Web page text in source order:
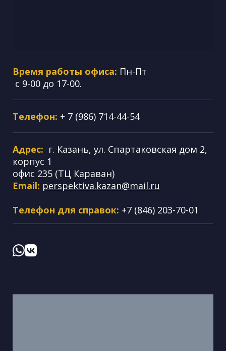
Время работы офиса: Пн-Пт
с 9-00 до 17-00.
Телефон: + 7 (986) 714-44-54
Адрес: г. Казань, ул. Спартаковская дом 2,
корпус 1
офис 235 (ТЦ Караван)
Email: perspektiva.kazan@mail.ru
Телефон для справок: +7 (846) 203-70-01